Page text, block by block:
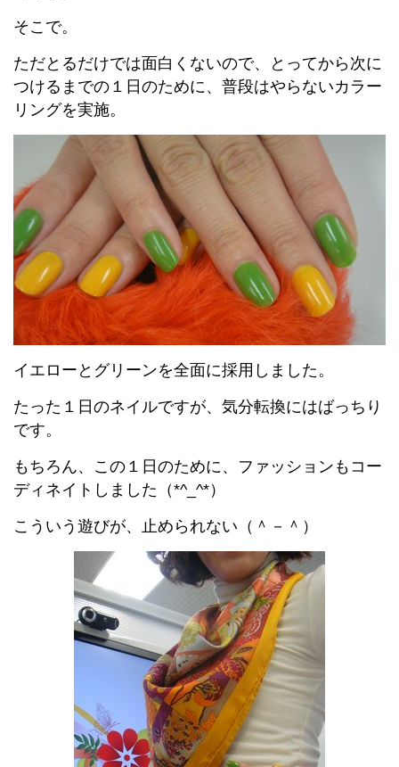
そこで。
ただとるだけでは面白くないので、とってから次に
つけるまでの１日のために、普段はやらないカラー
リングを実施。
イエローとグリーンを全面に採用しました。
たった１日のネイルですが、気分転換にはばっちり
です。
もちろん、この１日のために、ファッションもコー
ディネイトしました（*^_^*）
こういう遊びが、止められない（＾－＾）